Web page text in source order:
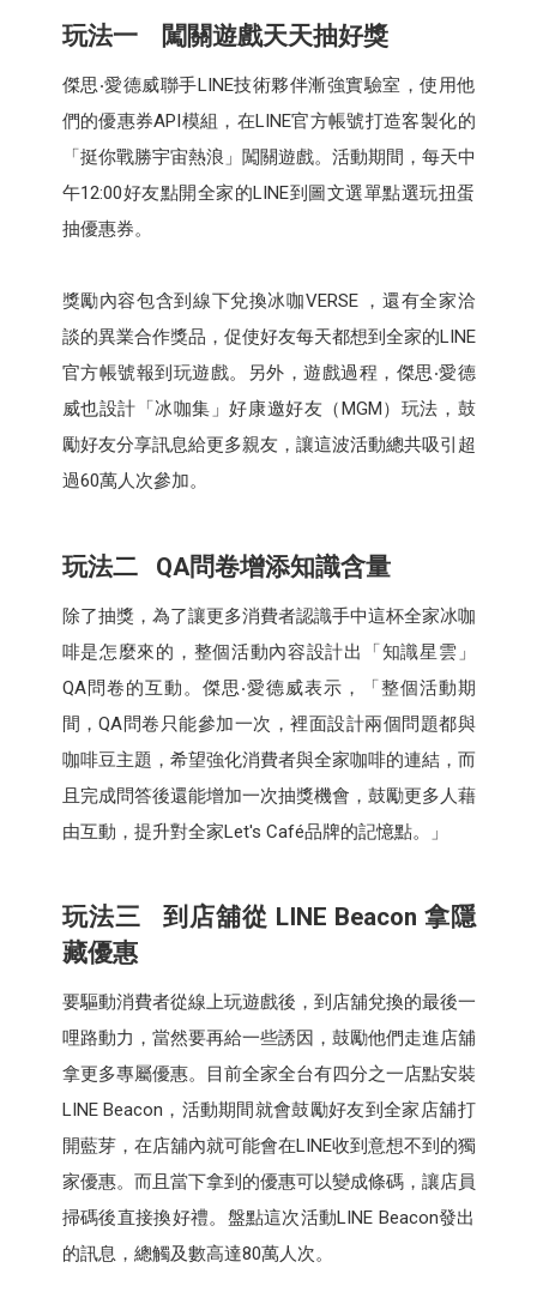
玩法一 闖關遊戲天天抽好獎
傑思‧愛德威聯手LINE技術夥伴漸強實驗室，使用他
們的優惠券API模組，在LINE官方帳號打造客製化的
「挺你戰勝宇宙熱浪」闖關遊戲。活動期間，每天中
午12:00好友點開全家的LINE到圖文選單點選玩扭蛋
抽優惠券。
獎勵內容包含到線下兌換冰咖VERSE ，還有全家洽
談的異業合作獎品，促使好友每天都想到全家的LINE
官方帳號報到玩遊戲。另外，遊戲過程，傑思‧愛德
威也設計「冰咖集」好康邀好友（MGM）玩法，鼓
勵好友分享訊息給更多親友，讓這波活動總共吸引超
過60萬人次參加。
玩法二 QA問卷增添知識含量
除了抽獎，為了讓更多消費者認識手中這杯全家冰咖
啡是怎麼來的，整個活動內容設計出「知識星雲」
QA問卷的互動。傑思‧愛德威表示，「整個活動期
間，QA問卷只能參加一次，裡面設計兩個問題都與
咖啡豆主題，希望強化消費者與全家咖啡的連結，而
且完成問答後還能增加一次抽獎機會，鼓勵更多人藉
由互動，提升對全家Let's Café品牌的記憶點。」
玩法三 到店舖從 LINE Beacon 拿隱
藏優惠
要驅動消費者從線上玩遊戲後，到店舖兌換的最後一
哩路動力，當然要再給一些誘因，鼓勵他們走進店舖
拿更多專屬優惠。目前全家全台有四分之一店點安裝
LINE Beacon，活動期間就會鼓勵好友到全家店舖打
開藍芽，在店舖內就可能會在LINE收到意想不到的獨
家優惠。而且當下拿到的優惠可以變成條碼，讓店員
掃碼後直接換好禮。盤點這次活動LINE Beacon發出
的訊息，總觸及數高達80萬人次。